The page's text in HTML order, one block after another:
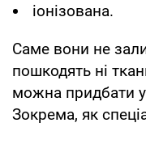
іонізована.
Саме вони не
пошкодять ні
можна придбати
Зокрема, як